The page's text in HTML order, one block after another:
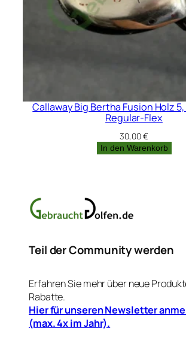
Callaway Big Bertha Fusion Holz 5,
Regular-Flex
30,00€
In den Warenkorb
Teil der Community werden
Erfahren Sie mehr über neue
Rabatte.
Hier für unseren Newsletter
(max. 4x im Jahr).